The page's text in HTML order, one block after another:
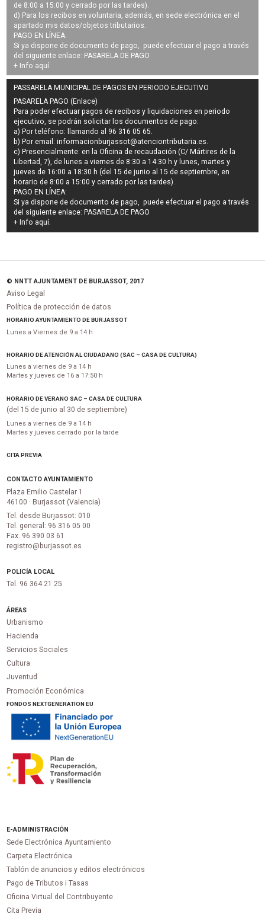
de 8:00 a 15:00 y cerrado por las tardes).
d) Para los recibos en voluntaria, además, en sede electrónica en el
apartado mis datos/objetos tributarios.
PAGO EN LÍNEA:
Si ya dispone de documento de pago, puede efectuar el pago a través
del siguiente enlace: PASARELA DE PAGO
+ Info aquí.
PASSARELA MUNICIPAL DE PAGOS EN PERIODO EJECUTIVO
PASARELA PAGO (Enlace)
Para poder efectuar pagos derecibos y liquidaciones en periodo
ejecutivo, se podrán solicitar los documentos de pago:
a) Por teléfono: llamando al 96 316 05 65.
b) Por email:informacionburjassot@atenciontributaria.es.
c) Presencialmente: en la Oficina de recaudación (C/ Mártires de la
Libertad, 7), de lunes a viernes de 8:30 a 14:30 h y lunes, martes y
jueves de 16:00 a 18:30 h (del 15 de junio al 15 de septiembre, en
horario de 8:00 a 15:00 y cerrado por las tardes).
PAGO EN LÍNEA:
Si ya dispone de documento de pago, puede efectuar el pago a través
del siguiente enlace: PASARELA DE PAGO
+ Info aquí.
© NNTT AJUNTAMENT DE BURJASSOT, 2017
Aviso Legal
Política de protección de datos
HORARIO AYUNTAMIENTO DE BURJASSOT
Lunes a Viernes de 9 a 14 h
HORARIO DE ATENCIÓN AL CIUDADANO (SAC – CASA DE CULTURA)
Lunes a viernes de 9 a 14 h
Martes y jueves de 16 a 17:50 h
HORARIO DE VERANO SAC – CASA DE CULTURA
(del 15 de junio al 30 de septiembre)
Lunes a viernes de 9 a 14 h
Martes y jueves cerrado por la tarde
CITA PREVIA
CONTACTO AYUNTAMIENTO
Plaza Emilio Castelar 1
46100 · Burjassot (Valencia)
Tel. desde Burjassot: 010
Tel. general: 96 316 05 00
Fax. 96 390 03 61
registro@burjassot.es
POLICÍA LOCAL
Tel. 96 364 21 25
ÁREAS
Urbanismo
Hacienda
Servicios Sociales
Cultura
Juventud
Promoción Económica
FONDOS NEXTGENERATION EU
E-ADMINISTRACIÓN
Sede Electrónica Ayuntamiento
Carpeta Electrónica
Tablón de anuncios y editos electrónicos
Pago de Tributos i Tasas
Oficina Virtual del Contribuyente
Cita Previa